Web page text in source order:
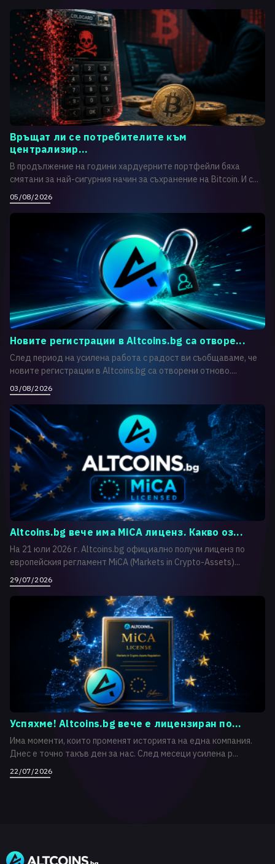
Връщат ли се потребителите към
централизир...
В продължение на години хардуерните портфейли бяха
смятани за най-сигурния начин за съхранение на Bitcoin. И с...
05/08/2026
Новите регистрации в Altcoins.bg са отворе...
След период на усилена работа с радост ви съобщаваме, че
новите регистрации в Altcoins.bg са отворени отново....
03/08/2026
Altcoins.bg вече има MiCA лиценз. Какво оз...
На 21 юли 2026 г. Altcoins.bg официално получи лиценз по
европейския регламент MiCA (Markets in Crypto-Assets)...
29/07/2026
Успяхме! Altcoins.bg вече е лицензиран по...
Има моменти, които променят историята на една компания.
Днес е точно такъв ден за нас. След месеци усилена р...
22/07/2026